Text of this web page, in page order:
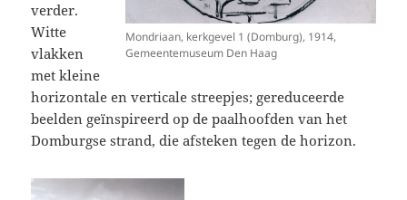
Mondriaan, kerkgevel 1 (Domburg), 1914,
Gemeentemuseum Den Haag
verder.
Witte
vlakken
met kleine
horizontale en verticale streepjes; gereduceerde
beelden geïnspireerd op de paalhoofden van het
Domburgse strand, die afsteken tegen de horizon.